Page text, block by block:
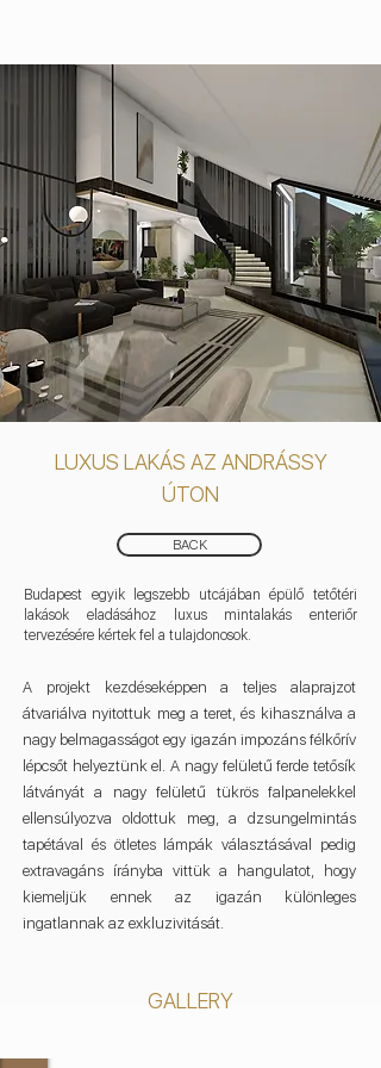
LUXUS LAKÁS AZ ANDRÁSSY
ÚTON
BACK
Budapest egyik legszebb utcájában épülő tetőtéri
lakások eladásához luxus mintalakás enteriőr
tervezésére kértek fel a tulajdonosok.
A projekt kezdéseképpen a teljes alaprajzot
átvariálva nyitottuk meg a teret, és kihasználva a
nagy belmagasságot egy igazán impozáns félkőrív
lépcsőt helyeztünk el. A nagy felületű ferde tetősík
látványát a nagy felületű tükrös falpanelekkel
ellensúlyozva oldottuk meg, a dzsungelmintás
tapétával és ötletes lámpák választásával pedig
extravagáns írányba vittük a hangulatot, hogy
kiemeljük ennek az igazán különleges
ingatlannak az exkluzivitását.
GALLERY